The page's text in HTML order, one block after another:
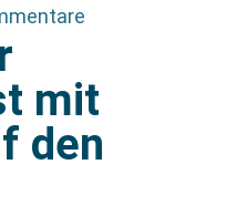
mit
den